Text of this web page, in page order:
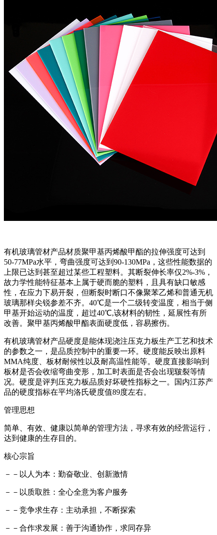
有机玻璃管材产品材质聚甲基丙烯酸甲酯的拉伸强度可达到
50-77MPa水平，弯曲强度可达到90-130MPa，这些性能数据的
上限已达到甚至超过某些工程塑料。其断裂伸长率仅2%-3%，
故力学性能特征基本上属于硬而脆的塑料，且具有缺口敏感
性，在应力下易开裂，但断裂时断口不像聚苯乙烯和普通无机
玻璃那样尖锐参差不齐。40℃是一个二级转变温度，相当于侧
甲基开始运动的温度，超过40℃,该材料的韧性，延展性有所
改善。聚甲基丙烯酸甲酯表面硬度低，容易擦伤。
有机玻璃管材产品硬度是能体现浇注压克力板生产工艺和技术
的参数之一，是品质控制中的重要一环。硬度能反映出原料
MMA纯度、板材耐候性以及耐高温性能等。硬度直接影响到
板材是否会收缩弯曲变形，加工时表面是否会出现皲裂等情
况。硬度是评判压克力板品质好坏硬性指标之一。国内江苏产
品的硬度指标在平均洛氏硬度值89度左右。
管理思想
简单、有效、健康以简单的管理方法，寻求有效的经营运行，
达到健康的生存目的。
核心宗旨
－－以人为本：勤奋敬业、创新激情
－－以质取胜：全心全意为客户服务
－－竞争求生存：主动承担，不断探索
－－合作求发展：善于沟通协作，求同存异